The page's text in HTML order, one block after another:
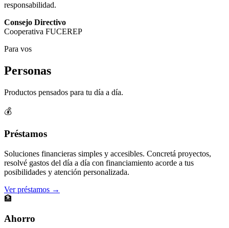
responsabilidad.
Consejo Directivo
Cooperativa FUCEREP
Para vos
Personas
Productos pensados para tu día a día.
💰
Préstamos
Soluciones financieras simples y accesibles. Concretá proyectos,
resolvé gastos del día a día con financiamiento acorde a tus
posibilidades y atención personalizada.
Ver préstamos →
🏦
Ahorro